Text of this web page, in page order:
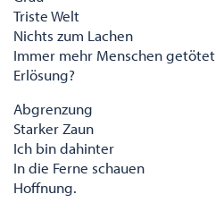
Triste Welt
Nichts zum Lachen
Immer mehr Menschen getötet
Erlösung?
Abgrenzung
Starker Zaun
Ich bin dahinter
In die Ferne schauen
Hoffnung.